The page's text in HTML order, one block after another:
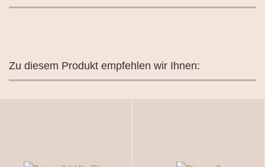
Zu diesem Produkt empfehlen wir Ihnen: